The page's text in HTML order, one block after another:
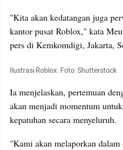
"Kita akan kedatangan juga
kantor pusat Roblox," kata
pers di Kemkomdigi, Jakarta,
Ilustrasi Roblox. Foto: Shutterstock
Ia menjelaskan, pertemuan
akan menjadi momentum
kepatuhan secara menyeluruh.
"Kami akan melaporkan dalam